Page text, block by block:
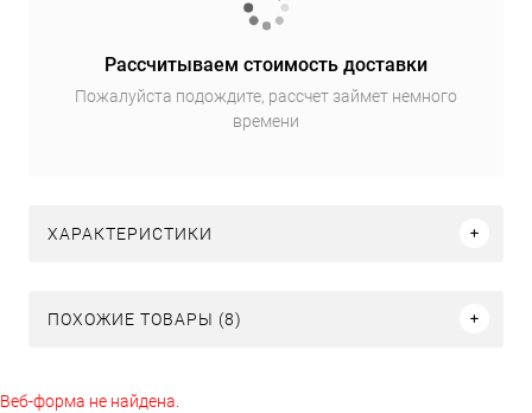
Рассчитываем стоимость доставки
Пожалуйста подождите, рассчет займет немного
времени
ХАРАКТЕРИСТИКИ
ПОХОЖИЕ ТОВАРЫ (8)
Веб-форма не найдена.